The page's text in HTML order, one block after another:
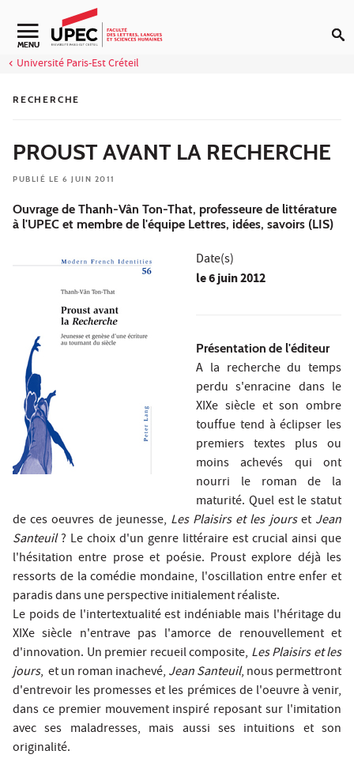
Aller au contenu
Navigation secondaire
MENU
Université Paris-Est Créteil
RECHERCHE
PROUST AVANT LA RECHERCHE
PUBLIÉ LE 6 JUIN 2011
Ouvrage de Thanh-Vân Ton-That, professeure de littérature
à l'UPEC et membre de l'équipe Lettres, idées, savoirs (LIS)
Date(s)
le6 juin 2012
Présentation de l'éditeur
A la recherche du temps
perdu s'enracine dans le
XIXe siècle et son ombre
touffue tend à éclipser les
premiers textes plus ou
moins achevés qui ont
nourri le roman de la
maturité. Quel est le statut
de ces oeuvres de jeunesse, Les Plaisirs et les jourset Jean
Santeuil? Le choix d'un genre littéraire est crucial ainsi que
l'hésitation entre prose et poésie. Proust explore déjà les
ressorts de la comédie mondaine, l'oscillation entre enfer et
paradis dans une perspective initialement réaliste.
Le poids de l'intertextualité est indéniable mais l'héritage du
XIXe siècle n'entrave pas l'amorce de renouvellement et
d'innovation. Un premier recueil composite, Les Plaisirs et les
jours, et un roman inachevé, Jean Santeuil, nous permettront
d'entrevoir les promesses et les prémices de l'oeuvre à venir,
dans ce premier mouvement inspiré reposant sur l'imitation
avec ses maladresses, mais aussi ses intuitions et son
originalité.